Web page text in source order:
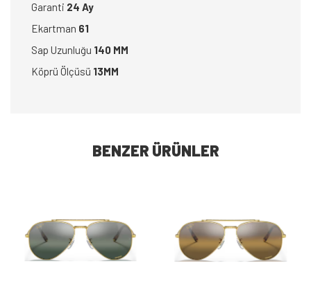
Garanti 24 Ay
Ekartman 61
Sap Uzunluğu 140 MM
Köprü Ölçüsü 13MM
BENZER ÜRÜNLER